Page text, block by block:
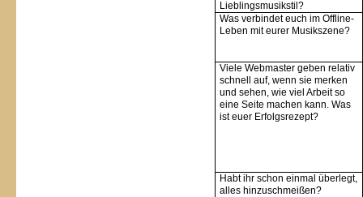
Lieblingsmusikstil?
Was verbindet euch im Offline-
Leben mit eurer Musikszene?
Viele Webmaster geben relativ
schnell auf, wenn sie merken
und sehen, wie viel Arbeit so
eine Seite machen kann. Was
ist euer Erfolgsrezept?
Habt ihr schon einmal überlegt,
alles hinzuschmeißen?